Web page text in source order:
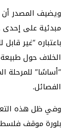
ويضيف المصدر
مبدئية على
باعتباره “غير
الخلاف حول طبيعة
“أساسًا” للمرحلة
الفصائل.
وفي ظل هذه
بلورة موقف